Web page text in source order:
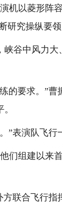
以菱形阵
究操纵要领
谷中风力大
要求。”曹
表演队飞行
组建以来
联合飞行